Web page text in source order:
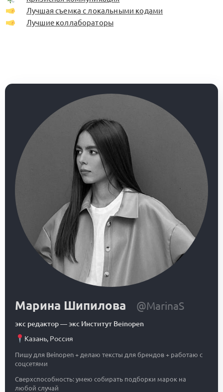
Лучшая съемка с локальными кодами
Лучшие коллабораторы
Марина Шипилова @MarinaS
экс редактор—экс Институт Beinopen
Казань, Россия
Пишу для Beinopen + делаю тексты для брендов + работаю с
соцсетями
Сверхспособность: умею собирать подборки марок на
любой случай